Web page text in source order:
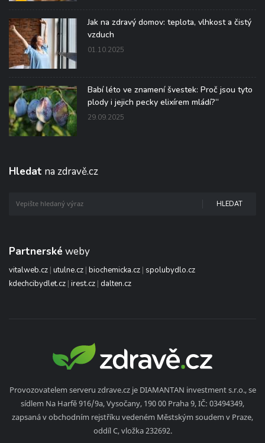
Jak na zdravý domov: teplota, vlhkost a čistý
vzduch
01.10.2025
Babí léto ve znamení švestek: Proč jsou tyto
plody i jejich pecky elixírem mládí?“
29.09.2025
Hledat na zdravě.cz
HLEDAT
Partnerské weby
vitalweb.cz | utulne.cz | biochemicka.cz | spolubydlo.cz
kdechcibydlet.cz | irest.cz | dalten.cz
Provozovatelem serveru zdrave.cz je DIAMANTAN investment s.r.o., se
sídlem Na Harfě 916/9a, Vysočany, 190 00 Praha 9, IČ: 03494349,
zapsaná v obchodním rejstříku vedeném Městským soudem v Praze,
oddíl C, vložka 232692.